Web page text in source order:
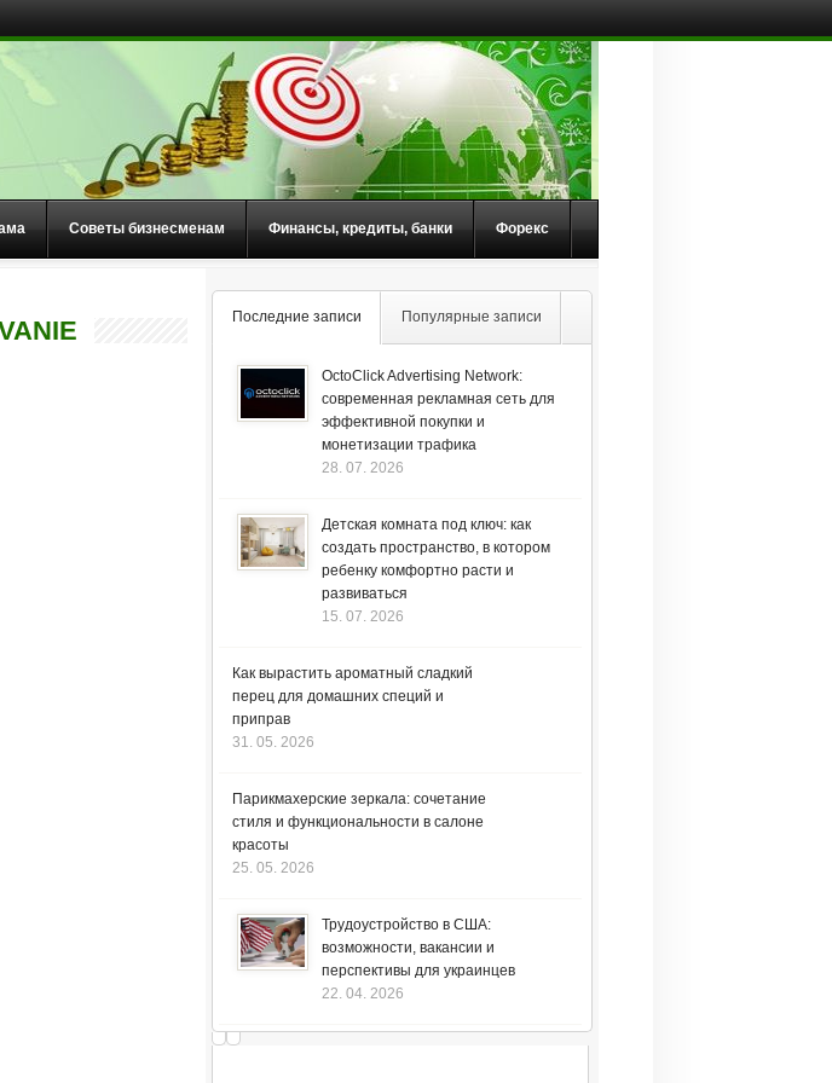
Советы бизнесменам Финансы, кредиты, банки Форекс
Последние записи Популярные записи
OctoClick Advertising Network:
современная рекламная сеть для
эффективной покупки и
монетизации трафика
28. 07. 2026
Детская комната под ключ: как
создать пространство, в котором
ребенку комфортно расти и
развиваться
15. 07. 2026
Как вырастить ароматный сладкий
перец для домашних специй и
приправ
31. 05. 2026
Парикмахерские зеркала: сочетание
стиля и функциональности в салоне
красоты
25. 05. 2026
Трудоустройство в США:
возможности, вакансии и
перспективы для украинцев
22. 04. 2026